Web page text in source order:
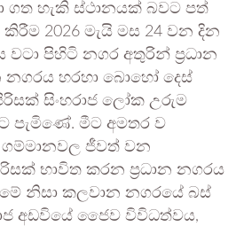
ගත හැකි ස්ථානයක් බවට පත්
2026 මැයි මස 24 වන දින
වටා පිහිටි නගර අතුරින් ප්‍රධාන
හරහා බොහෝ දෙස්
සිංහරාජ ලෝක උරුම
පැමිණේ. මීට අමතර ව
ගම්මානවල ජීවත් වන
භාවිත කරන ප්‍රධාන නගරය
නිසා කලවාන නගරයේ බස්
අඩවියේ ජෛව විවිධත්වය,